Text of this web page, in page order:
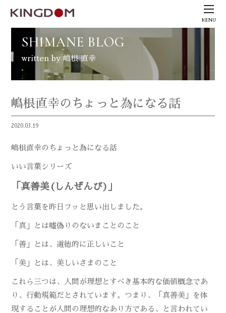
MENU
SHIMANE BLOG
written by 嶋根 直幸
嶋根直幸のちょっと為になる話
2020.03.19
嶋根直幸のちょっと為になる話
いい言葉シリーズ
「真善美(しんぜんび)」
とう言葉を昨日フッと思い出しました。
「真」とは嘘偽りのないまことのこと
「善」とは、道徳的に正しいこと
「美」とは、美しいさまのこと
これら三つは、人間が理想とすべき基本的な価値概念であ
り、行動規範だとされています。つまり、「真善美」を体
現することが人間の理想的なあり方である、と言われてい